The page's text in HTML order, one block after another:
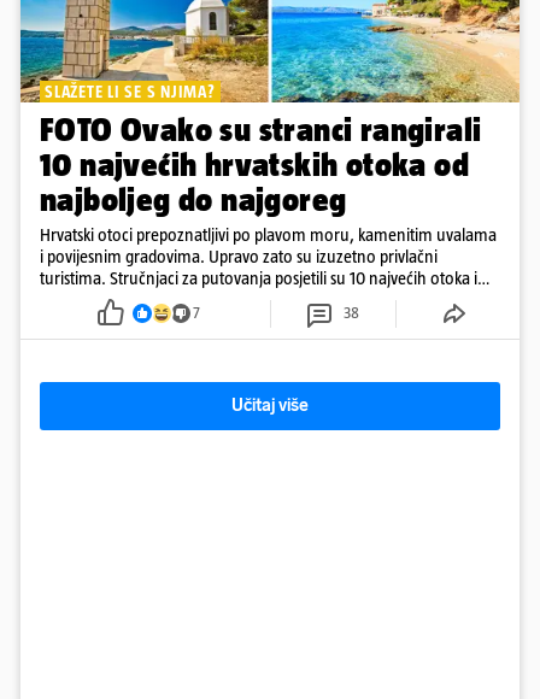
SLAŽETE LI SE S NJIMA?
FOTO Ovako su stranci rangirali
10 najvećih hrvatskih otoka od
najboljeg do najgoreg
Hrvatski otoci prepoznatljivi po plavom moru, kamenitim uvalama
i povijesnim gradovima. Upravo zato su izuzetno privlačni
turistima. Stručnjaci za putovanja posjetili su 10 najvećih otoka i
rangirali ih
7 38
Učitaj više